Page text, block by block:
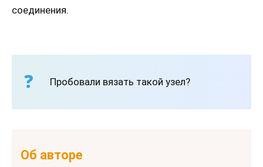
соединения.
Пробовали вязать такой узел?
Об авторе